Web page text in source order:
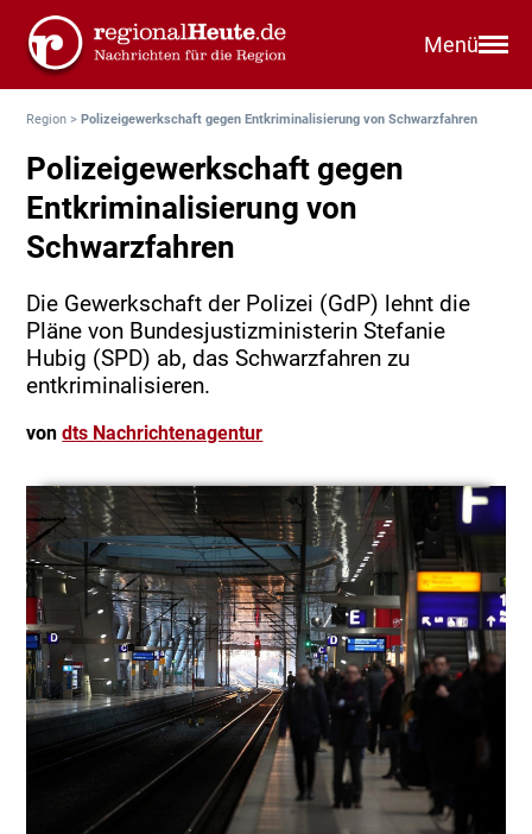
Menü
Region >Polizeigewerkschaft gegen Entkriminalisierung von Schwarzfahren
Polizeigewerkschaft gegen
Entkriminalisierung von
Schwarzfahren
Die Gewerkschaft der Polizei (GdP) lehnt die
Pläne von Bundesjustizministerin Stefanie
Hubig (SPD) ab, das Schwarzfahren zu
entkriminalisieren.
vondts Nachrichtenagentur